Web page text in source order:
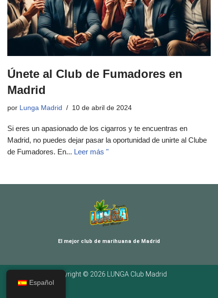
Únete al Club de Fumadores en
Madrid
por Lunga Madrid 10 de abril de 2024
Si eres un apasionado de los cigarros y te encuentras en
Madrid, no puedes dejar pasar la oportunidad de unirte al Clube
de Fumadores. En... Leer más "
El mejor club de marihuana de Madrid
Copyright © 2026 LUNGA Club Madrid
Español